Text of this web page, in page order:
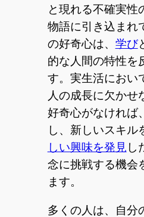
と現れる不確実性
物語に引き込まれ
の好奇心は、 学び
的な人間の特性を
す。実生活におい
人の成長に欠かせ
好奇心がなければ
し、新しいスキル
しい興味を発見 し
念に挑戦する機会
ます。
多くの人は、自分